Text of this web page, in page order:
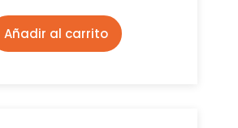
Añadir al carrito